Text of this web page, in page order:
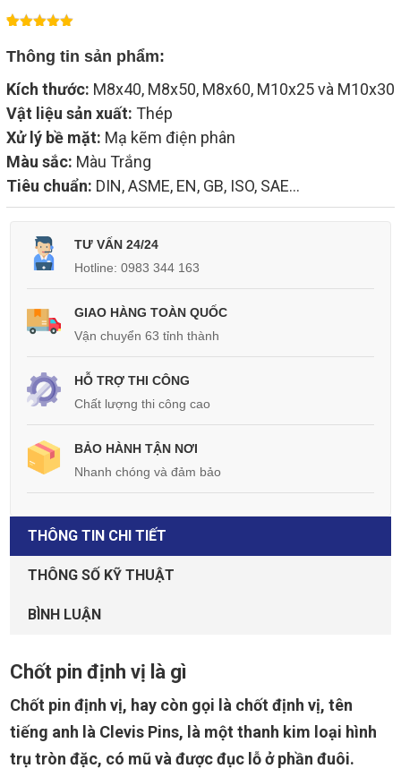
dựa trên
Thông tin sản phẩm:
Kích thước: M8x40, M8x50, M8x60, M10x25 và M10x30
Vật liệu sản xuất: Thép
Xử lý bề mặt: Mạ kẽm điện phân
Màu sắc: Màu Trắng
Tiêu chuẩn: DIN, ASME, EN, GB, ISO, SAE…
TƯ VẤN 24/24
Hotline: 0983 344 163
GIAO HÀNG TOÀN QUỐC
Vận chuyển 63 tỉnh thành
HỖ TRỢ THI CÔNG
Chất lượng thi công cao
BẢO HÀNH TẬN NƠI
Nhanh chóng và đảm bảo
THÔNG TIN CHI TIẾT
THÔNG SỐ KỸ THUẬT
BÌNH LUẬN
Chốt pin định vị là gì
Chốt pin định vị, hay còn gọi là chốt định vị, tên
tiếng anh là Clevis Pins, là một thanh kim loại hình
trụ tròn đặc, có mũ và được đục lỗ ở phần đuôi.